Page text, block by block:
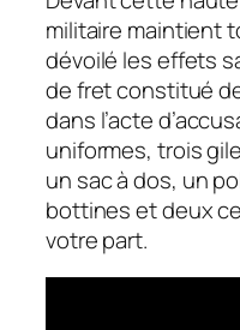
militaire maintient
dévoilé les effets
de fret constitué
dans l’acte
uniformes, trois
un sac à dos, un
bottines et deux
votre part.